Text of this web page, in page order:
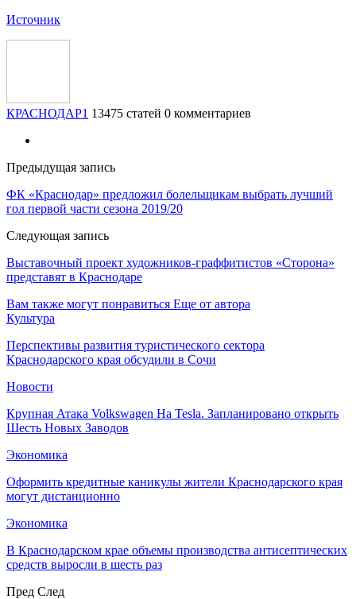
Источник
КРАСНОДАР1 13475 статей 0 комментариев
Предыдущая запись
ФК «Краснодар» предложил болельщикам выбрать лучший
гол первой части сезона 2019/20
Следующая запись
Выставочный проект художников-граффитистов «Сторона»
представят в Краснодаре
Вам также могут понравиться Еще от автора
Культура
Перспективы развития туристического сектора
Краснодарского края обсудили в Сочи
Новости
Крупная Атака Volkswagen На Tesla. Запланировано открыть
Шесть Новых Заводов
Экономика
Оформить кредитные каникулы жители Краснодарского края
могут дистанционно
Экономика
В Краснодарском крае объемы производства антисептических
средств выросли в шесть раз
Пред След